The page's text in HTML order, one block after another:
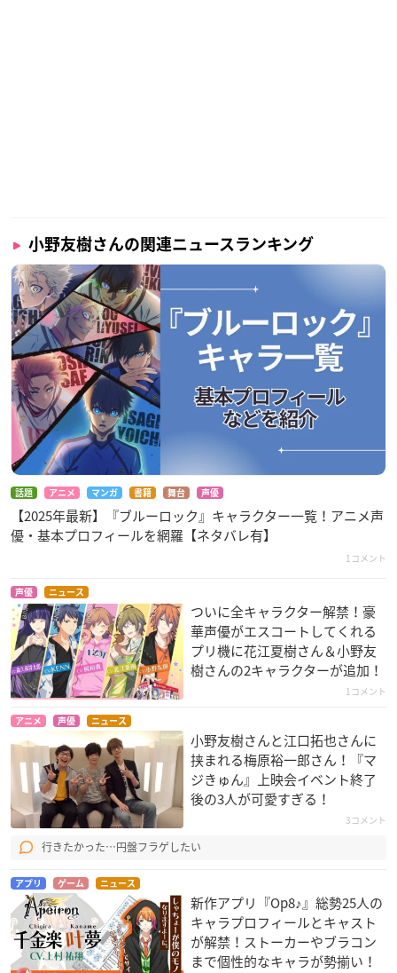
小野友樹さんの関連ニュースランキング
話題 アニメ マンガ 書籍 舞台 声優
【2025年最新】『ブルーロック』キャラクター一覧！アニメ声
優・基本プロフィールを網羅【ネタバレ有】
1コメント
声優 ニュース
ついに全キャラクター解禁！豪
華声優がエスコートしてくれる
プリ機に花江夏樹さん＆小野友
樹さんの2キャラクターが追加！
1コメント
アニメ 声優 ニュース
小野友樹さんと江口拓也さんに
挟まれる梅原裕一郎さん！『マ
ジきゅん』上映会イベント終了
後の3人が可愛すぎる！
3コメント
行きたかった…円盤フラゲしたい
アプリ ゲーム ニュース
新作アプリ『Op8♪』総勢25人の
キャラプロフィールとキャスト
が解禁！ストーカーやブラコン
まで個性的なキャラが勢揃い！